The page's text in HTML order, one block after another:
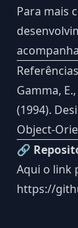
Para mais
Gamma,
(1994).
Object-
🔗
Aqui o link
https://